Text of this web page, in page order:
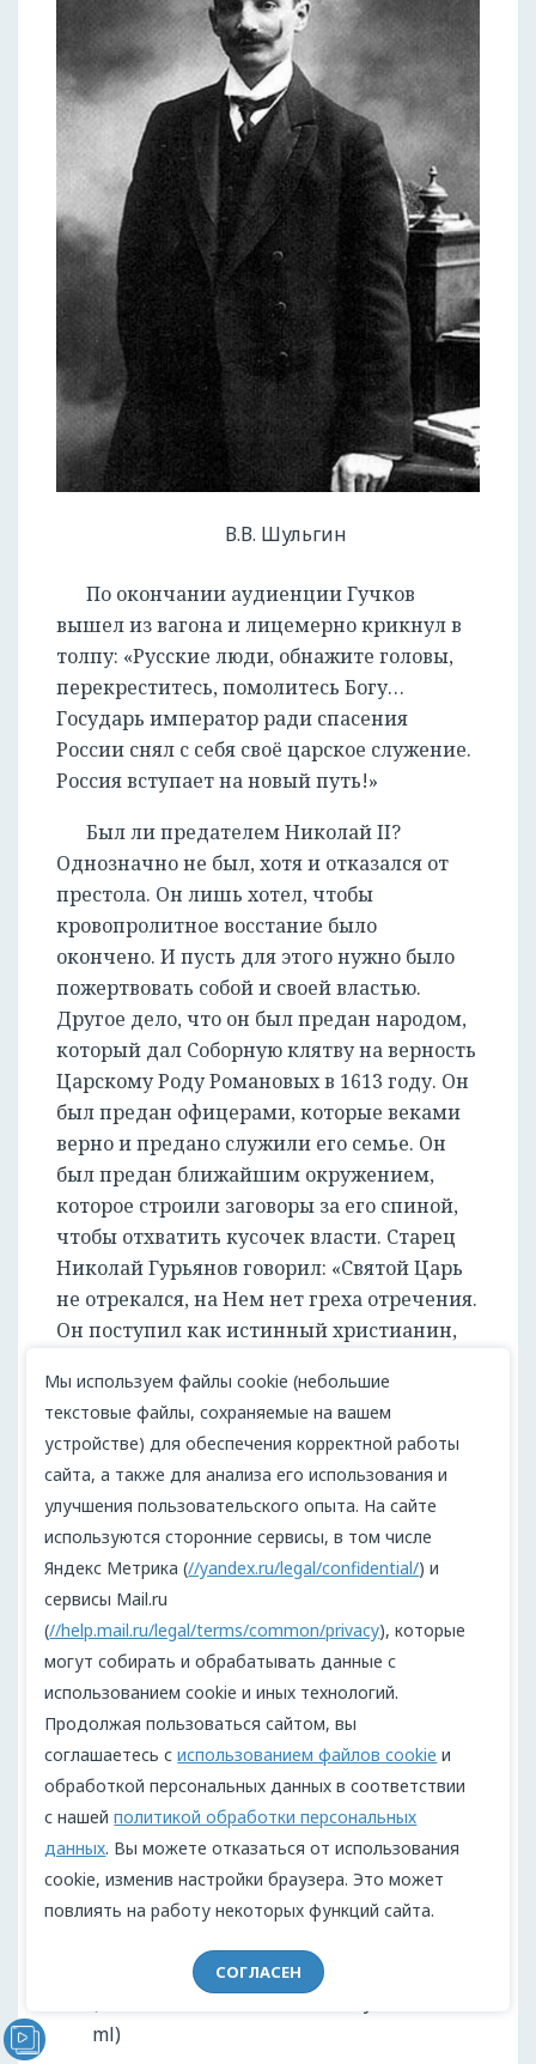
В.В. Шульгин
По окончании аудиенции Гучков
вышел из вагона и лицемерно крикнул в
толпу: «Русские люди, обнажите головы,
перекреститесь, помолитесь Богу…
Государь император ради спасения
России снял с себя своё царское служение.
Россия вступает на новый путь!»
Был ли предателем Николай II?
Однозначно не был, хотя и отказался от
престола. Он лишь хотел, чтобы
кровопролитное восстание было
окончено. И пусть для этого нужно было
пожертвовать собой и своей властью.
Другое дело, что он был предан народом,
который дал Соборную клятву на верность
Царскому Роду Романовых в 1613 году. Он
был предан офицерами, которые веками
верно и предано служили его семье. Он
был предан ближайшим окружением,
которое строили заговоры за его спиной,
чтобы отхватить кусочек власти. Старец
Николай Гурьянов говорил: «Святой Царь
не отрекался, на Нем нет греха отречения.
Он поступил как истинный христианин,
в ножки поклониться за Его милость к
нам, грешным. Не Он отрекся, а Его
отвергли».
В этом поступке царя не было
нерешительности, которую любили
приписывать Николаю II советские
историки, не было в нем и малодушия. Он
был отвержен своим же народом, унижен,
а затем убит. Уже после отречения, в тот
момент, когда он не знал, что будет
дальше с его семьей, а брат отрекся от
престола вслед за ним, он запишет в
дневнике: «В Петрограде беспорядки
прекратились — лишь бы так
продолжалось дальше».
Источники:
Николай II Александрович. Дневники
(www.militera.lib.ru/db/nikolay-2/index.ht
ml)
Видеообращение директора Проекта "МЫ" Анжелики
Перовой (Войкиной)
Мы используем файлы cookie (небольшие
текстовые файлы, сохраняемые на вашем
устройстве) для обеспечения корректной работы
сайта, а также для анализа его использования и
улучшения пользовательского опыта. На сайте
используются сторонние сервисы, в том числе
Яндекс Метрика (//yandex.ru/legal/confidential/) и
сервисы Mail.ru
(//help.mail.ru/legal/terms/common/privacy), которые
могут собирать и обрабатывать данные с
использованием cookie и иных технологий.
Продолжая пользоваться сайтом, вы
соглашаетесь сиспользованием файлов cookie и
обработкой персональных данных в соответствии
с нашейполитикой обработки персональных
данных. Вы можете отказаться от использования
cookie, изменив настройки браузера. Это может
повлиять на работу некоторых функций сайта.
СОГЛАСЕН